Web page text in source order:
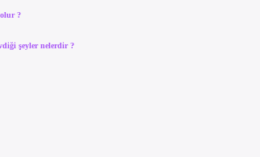
olur ?
şeyler nelerdir ?